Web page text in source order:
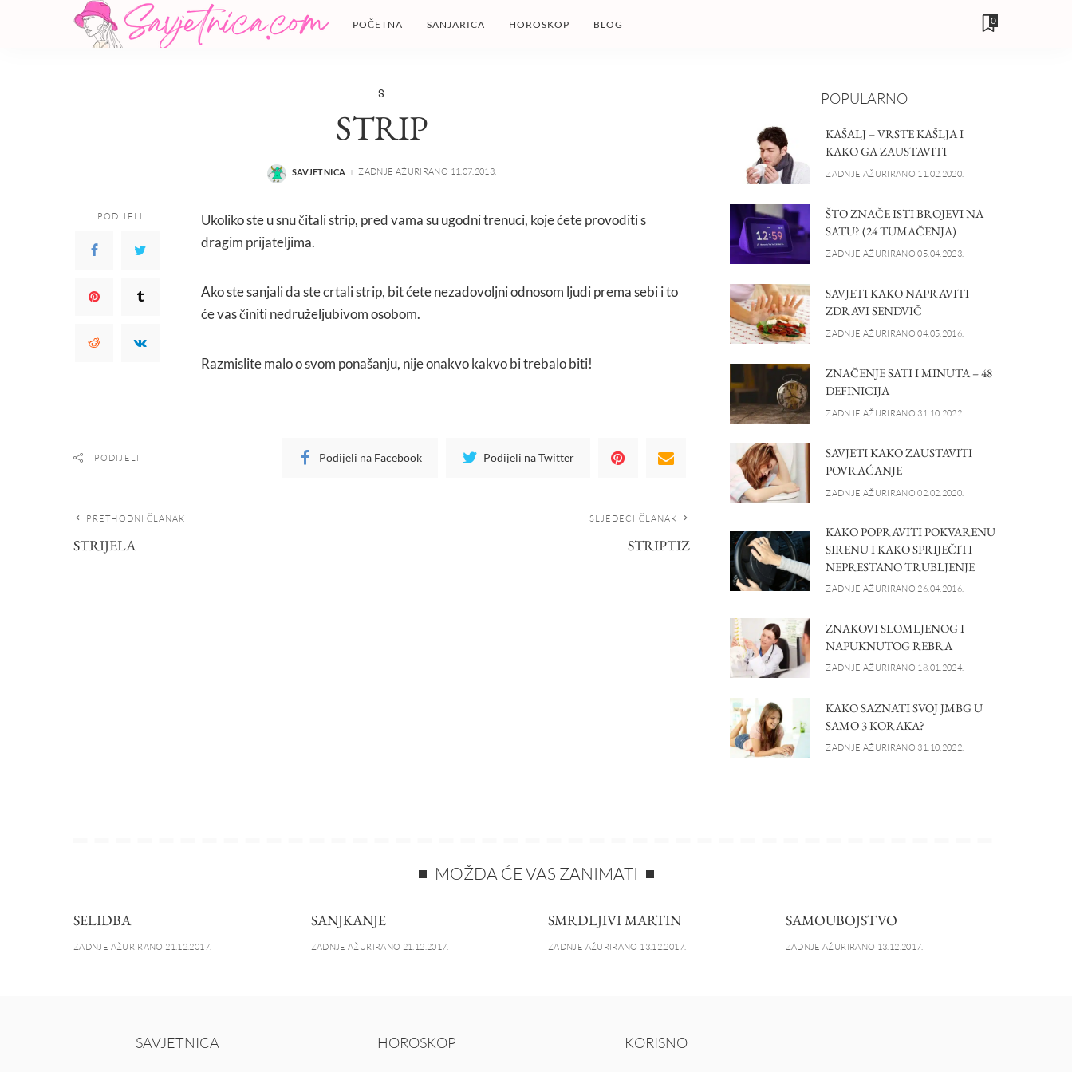
POČETNA SANJARICA HOROSKOP BLOG 0
S
STRIP
POSTED
SAVJETNICA ZADNJE AŽURIRANO 11.07.2013.
PODIJELI
Ukoliko ste u snu čitali strip, pred vama su ugodni trenuci, koje ćete provoditi s
dragim prijateljima.
Ako ste sanjali da ste crtali strip, bit ćete nezadovoljni odnosom ljudi prema sebi i to
će vas činiti nedruželjubivom osobom.
Razmislite malo o svom ponašanju, nije onakvo kakvo bi trebalo biti!
PODIJELI Podijeli na Facebook Podijeli na Twitter
PRETHODNI ČLANAK
STRIJELA
SLJEDEĆI ČLANAK
STRIPTIZ
POPULARNO
KAŠALJ – VRSTE KAŠLJA I
KAKO GA ZAUSTAVITI
ZADNJE AŽURIRANO 11.02.2020.
ŠTO ZNAČE ISTI BROJEVI NA
SATU? (24 TUMAČENJA)
ZADNJE AŽURIRANO 05.04.2023.
SAVJETI KAKO NAPRAVITI
ZDRAVI SENDVIČ
ZADNJE AŽURIRANO 04.05.2016.
ZNAČENJE SATI I MINUTA – 48
DEFINICIJA
ZADNJE AŽURIRANO 31.10.2022.
SAVJETI KAKO ZAUSTAVITI
POVRAĆANJE
ZADNJE AŽURIRANO 02.02.2020.
KAKO POPRAVITI POKVARENU
SIRENU I KAKO SPRIJEČITI
NEPRESTANO TRUBLJENJE
ZADNJE AŽURIRANO 26.04.2016.
ZNAKOVI SLOMLJENOG I
NAPUKNUTOG REBRA
ZADNJE AŽURIRANO 18.01.2024.
KAKO SAZNATI SVOJ JMBG U
SAMO 3 KORAKA?
ZADNJE AŽURIRANO 31.10.2022.
MOŽDA ĆE VAS ZANIMATI
SELIDBA
ZADNJE AŽURIRANO 21.12.2017.
SANJKANJE
ZADNJE AŽURIRANO 21.12.2017.
SMRDLJIVI MARTIN
ZADNJE AŽURIRANO 13.12.2017.
SAMOUBOJSTVO
ZADNJE AŽURIRANO 13.12.2017.
SAVJETNICA HOROSKOP KORISNO